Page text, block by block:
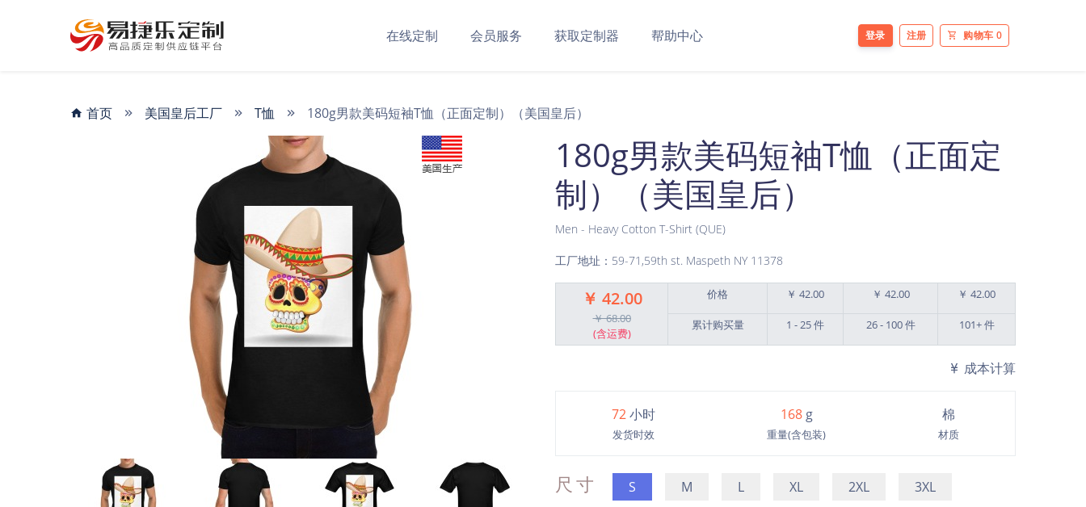
在线定制 会员服务 获取定制器 帮助中心 登录 注册 购物车 0
首页 美国皇后工厂 T恤 180g男款美码短袖T恤（正面定制）（美国皇后）
180g男款美码短袖T恤（正面定
制）（美国皇后）
Men - Heavy Cotton T-Shirt (QUE)
工厂地址：59-71,59th st. Maspeth NY 11378
￥ 42.00
￥ 68.00
(含运费)
价格 ￥ 42.00 ￥ 42.00 ￥ 42.00
累计购买量 1 - 25 件 26 - 100 件 101+ 件
成本计算
72小时
发货时效
168g
重量(含包装)
棉
材质
尺寸 S M L XL 2XL 3XL